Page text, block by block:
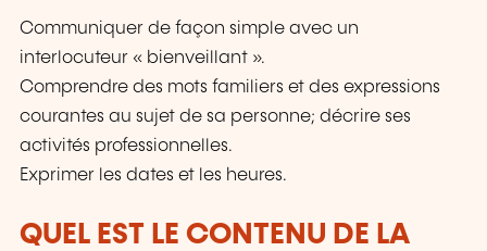
Communiquer de façon simple avec un
interlocuteur « bienveillant ».
Comprendre des mots familiers et des expressions
courantes au sujet de sa personne; décrire ses
activités professionnelles.
Exprimer les dates et les heures.
QUEL EST LE CONTENU DE LA